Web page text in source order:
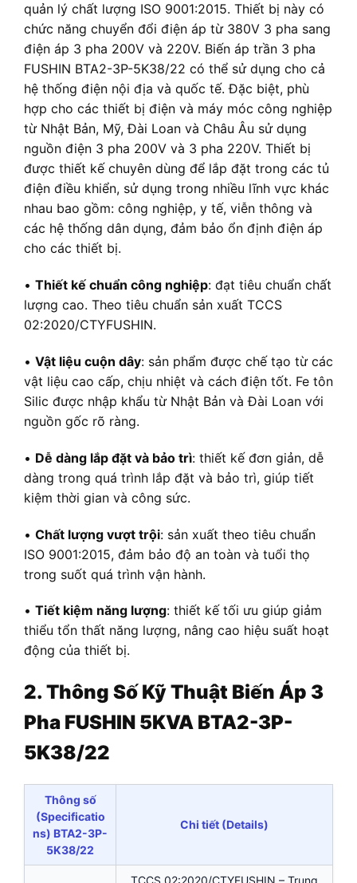
quản lý chất lượng ISO 9001:2015. Thiết bị này có
chức năng chuyển đổi điện áp từ 380V 3 pha sang
điện áp 3 pha 200V và 220V. Biến áp trần 3 pha
FUSHIN BTA2-3P-5K38/22 có thể sử dụng cho cả
hệ thống điện nội địa và quốc tế. Đặc biệt, phù
hợp cho các thiết bị điện và máy móc công nghiệp
từ Nhật Bản, Mỹ, Đài Loan và Châu Âu sử dụng
nguồn điện 3 pha 200V và 3 pha 220V. Thiết bị
được thiết kế chuyên dùng để lắp đặt trong các tủ
điện điều khiển, sử dụng trong nhiều lĩnh vực khác
nhau bao gồm: công nghiệp, y tế, viễn thông và
các hệ thống dân dụng, đảm bảo ổn định điện áp
cho các thiết bị.
• Thiết kế chuẩn công nghiệp: đạt tiêu chuẩn chất
lượng cao. Theo tiêu chuẩn sản xuất TCCS
02:2020/CTYFUSHIN.
• Vật liệu cuộn dây: sản phẩm được chế tạo từ các
vật liệu cao cấp, chịu nhiệt và cách điện tốt. Fe tôn
Silic được nhập khẩu từ Nhật Bản và Đài Loan với
nguồn gốc rõ ràng.
• Dễ dàng lắp đặt và bảo trì: thiết kế đơn giản, dễ
dàng trong quá trình lắp đặt và bảo trì, giúp tiết
kiệm thời gian và công sức.
• Chất lượng vượt trội: sản xuất theo tiêu chuẩn
ISO 9001:2015, đảm bảo độ an toàn và tuổi thọ
trong suốt quá trình vận hành.
• Tiết kiệm năng lượng: thiết kế tối ưu giúp giảm
thiểu tổn thất năng lượng, nâng cao hiệu suất hoạt
động của thiết bị.
2. Thông Số Kỹ Thuật Biến Áp 3
Pha FUSHIN 5KVA BTA2-3P-
5K38/22
Thông số
(Specificatio
ns) BTA2-3P-
5K38/22
Chi tiết (Details)